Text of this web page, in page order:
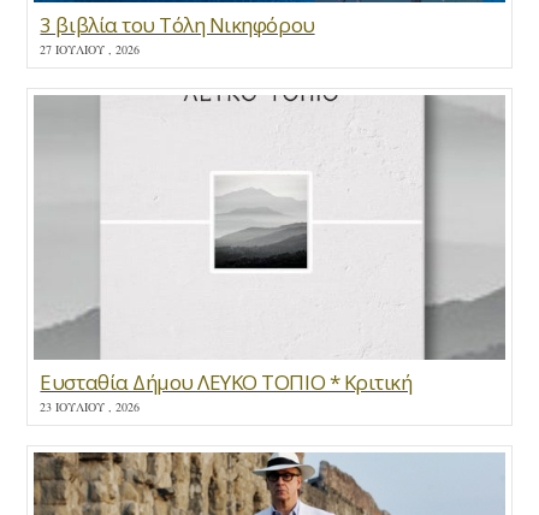
3 βιβλία του Τόλη Νικηφόρου
27 ΙΟΥΛΊΟΥ , 2026
Ευσταθία Δήμου ΛΕΥΚΟ ΤΟΠΙΟ * Κριτική
23 ΙΟΥΛΊΟΥ , 2026